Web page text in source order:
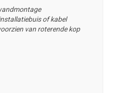
of kabel
van roterende kop